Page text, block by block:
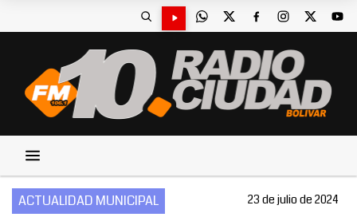
ACTUALIDAD MUNICIPAL 23 de julio de 2024